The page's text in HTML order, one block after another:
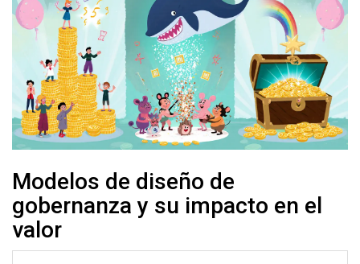
Modelos de diseño de
gobernanza y su impacto en el
valor